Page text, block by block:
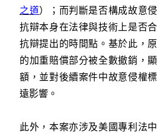
之道）；而判斷是否構成故意
抗辯本身在法律與技術上是否
抗辯提出的時間點。基於此，
的加重賠償部分被全數撤銷，
額，並對後續案件中故意侵權
遠影響。
此外，本案亦涉及美國專利法